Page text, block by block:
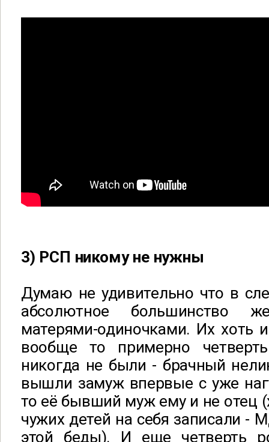
3) РСП никому не нужны
Думаю не удивительно что в
абсолютное большинство
матерями-одиночками. Их хоть
вообще то примерно
никогда не были - брачный
вышли замуж впервые с уже
то её бывший муж ему и не отец
чужих детей на себя записали -
этой беды). И еще четверть